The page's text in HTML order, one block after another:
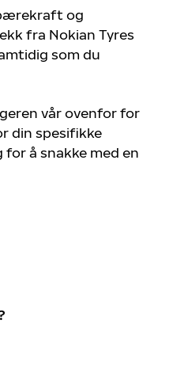
og
fra Nokian Tyres
som du
vår ovenfor for
din spesifikke
å snakke med en